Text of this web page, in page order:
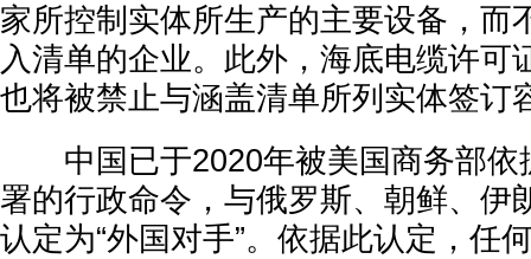
家所控制实体所生产的主要设备，而
入清单的企业。此外，海底电缆许可
也将被禁止与涵盖清单所列实体签订
中国已于2020年被美国商务部依
署的行政命令，与俄罗斯、朝鲜、伊
认定为“外国对手”。依据此认定，任